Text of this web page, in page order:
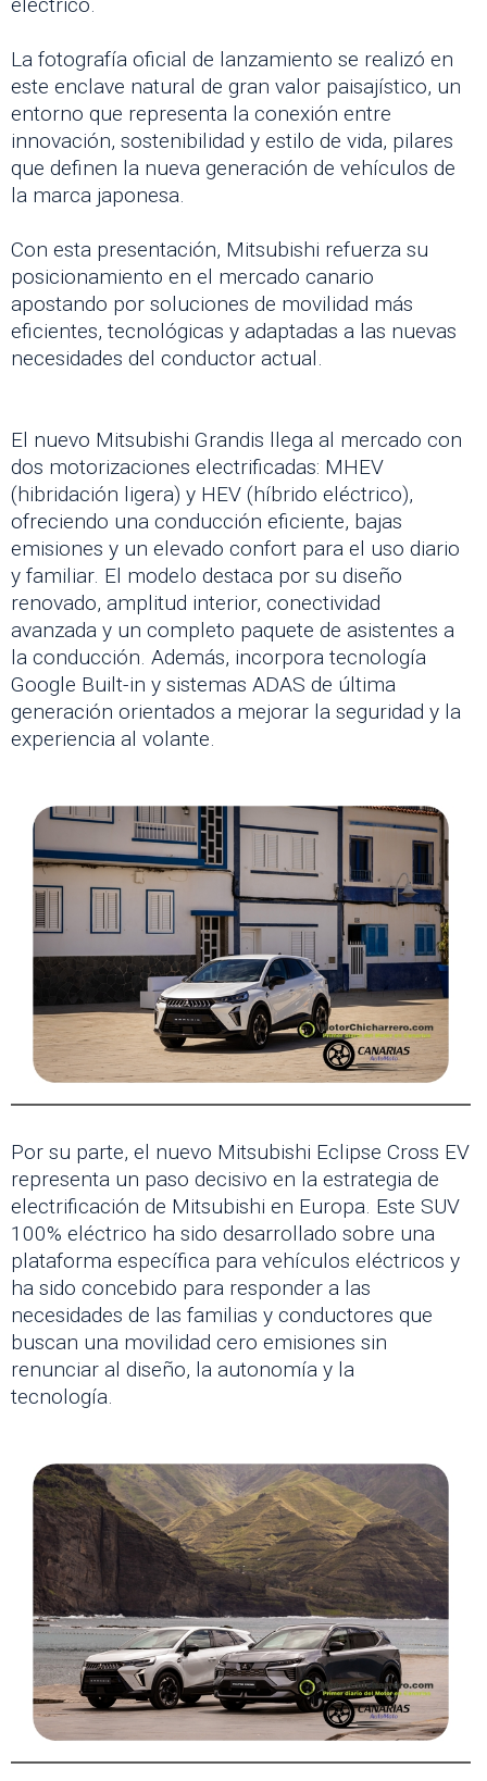
La fotografía oficial de lanzamiento se realizó en
este enclave natural de gran valor paisajístico, un
entorno que representa la conexión entre
innovación, sostenibilidad y estilo de vida, pilares
que definen la nueva generación de vehículos de
la marca japonesa.
Con esta presentación, Mitsubishi refuerza su
posicionamiento en el mercado canario
apostando por soluciones de movilidad más
eficientes, tecnológicas y adaptadas a las nuevas
necesidades del conductor actual.
El nuevo Mitsubishi Grandis llega al mercado con
dos motorizaciones electrificadas: MHEV
(hibridación ligera) y HEV (híbrido eléctrico),
ofreciendo una conducción eficiente, bajas
emisiones y un elevado confort para el uso diario
y familiar. El modelo destaca por su diseño
renovado, amplitud interior, conectividad
avanzada y un completo paquete de asistentes a
la conducción. Además, incorpora tecnología
Google Built-in y sistemas ADAS de última
generación orientados a mejorar la seguridad y la
experiencia al volante.
Por su parte, el nuevo Mitsubishi Eclipse Cross EV
representa un paso decisivo en la estrategia de
electrificación de Mitsubishi en Europa. Este SUV
100% eléctrico ha sido desarrollado sobre una
plataforma específica para vehículos eléctricos y
ha sido concebido para responder a las
necesidades de las familias y conductores que
buscan una movilidad cero emisiones sin
renunciar al diseño, la autonomía y la
tecnología.